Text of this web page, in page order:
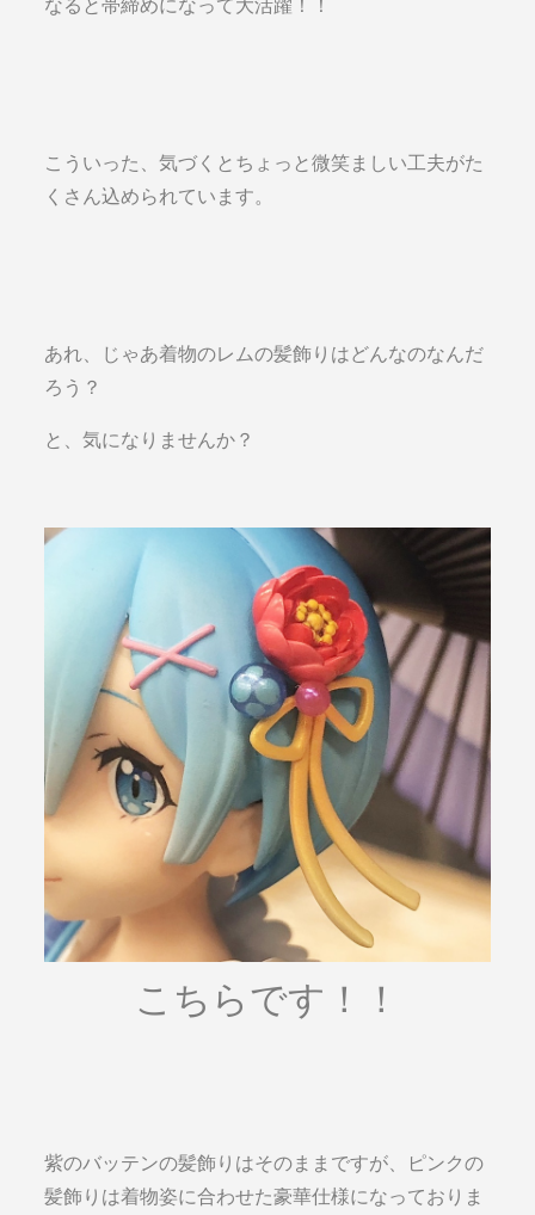
こういった、気づくとちょっと微笑ましい工夫がた
くさん込められています。
あれ、じゃあ着物のレムの髪飾りはどんなのなんだ
ろう？
と、気になりませんか？
こちらです！！
紫のバッテンの髪飾りはそのままですが、ピンクの
髪飾りは着物姿に合わせた豪華仕様になっておりま